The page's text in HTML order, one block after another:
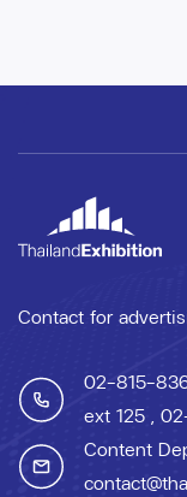
Contact for
02-815-
ext 125 ,
Content